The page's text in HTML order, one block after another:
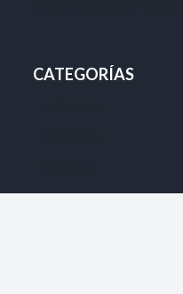
CATEGORÍAS
Devolución